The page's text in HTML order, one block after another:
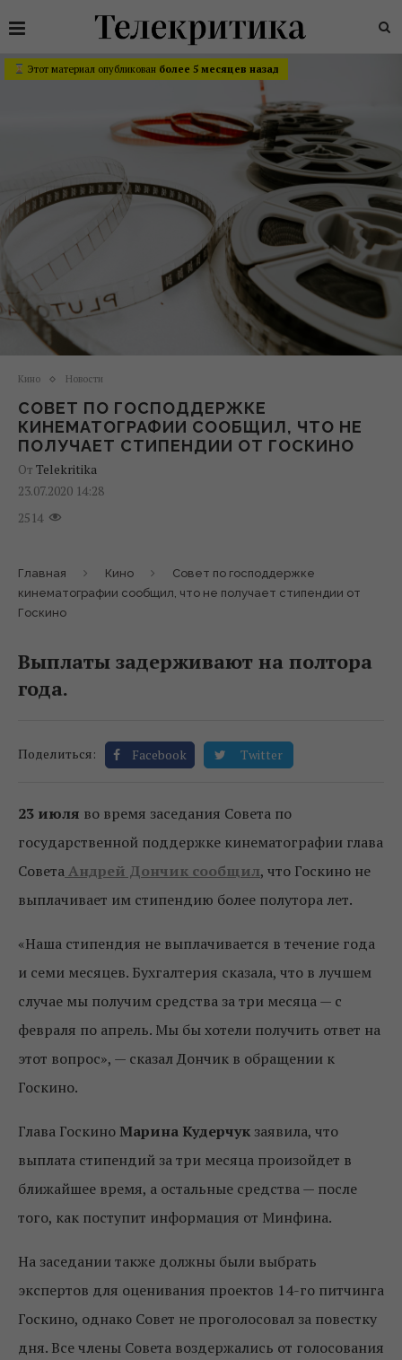
Этот материал опубликован более 5 месяцев назад
Кино Новости
СОВЕТ ПО ГОСПОДДЕРЖКЕ
КИНЕМАТОГРАФИИ СООБЩИЛ, ЧТО НЕ
ПОЛУЧАЕТ СТИПЕНДИИ ОТ ГОСКИНО
От Telekritika
23.07.2020 14:28
2514
Главная Кино
Совет по господдержке
кинематографии сообщил, что не получает стипендии от
Госкино
Выплаты задерживают на полтора
года.
Поделиться: Facebook Twitter
23 июля во время заседания Совета по
государственной поддержке кинематографии глава
СоветаАндрей Дончик сообщил, что Госкино не
выплачивает им стипендию более полутора лет.
«Наша стипендия не выплачивается в течение года
и семи месяцев. Бухгалтерия сказала, что в лучшем
случае мы получим средства за три месяца — с
февраля по апрель. Мы бы хотели получить ответ на
этот вопрос», — сказал Дончик в обращении к
Госкино.
Глава ГоскиноМарина Кудерчук заявила, что
выплата стипендий за три месяца произойдет в
ближайшее время, а остальные средства — после
того, как поступит информация от Минфина.
На заседании также должны были выбрать
экспертов для оценивания проектов 14-го питчинга
Госкино, однако Совет не проголосовал за повестку
дня. Все члены Совета воздержались от голосования